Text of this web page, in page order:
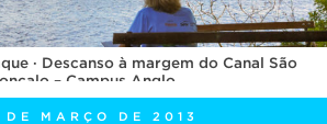
· Descanso à margem do Canal São
– Campus Anglo
MARÇO DE 2013